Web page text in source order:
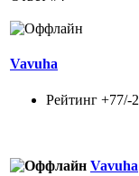
Vavuha
Рейтинг +77/-2
Vavuha